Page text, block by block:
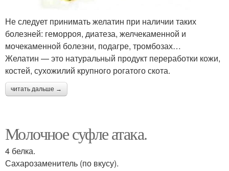
Не следует принимать желатин при наличии таких
болезней: геморроя, диатеза, желчекаменной и
мочекаменной болезни, подагре, тромбозах…
Желатин — это натуральный продукт переработки кожи,
костей, сухожилий крупного рогатого скота.
читать дальше →
Молочное суфле атака.
4 белка.
Сахарозаменитель (по вкусу).